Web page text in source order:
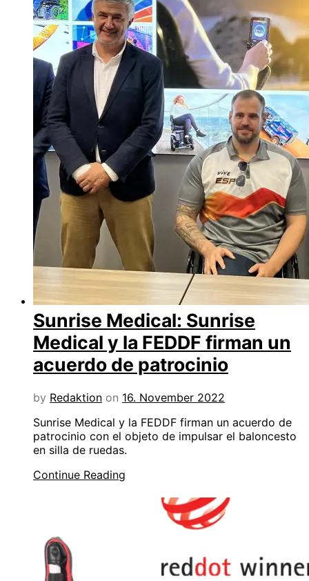
Sunrise Medical: Sunrise
Medical y la FEDDF firman un
acuerdo de patrocinio
by Redaktion on 16. November 2022
Sunrise Medical y la FEDDF firman un acuerdo de
patrocinio con el objeto de impulsar el baloncesto
en silla de ruedas.
Continue Reading